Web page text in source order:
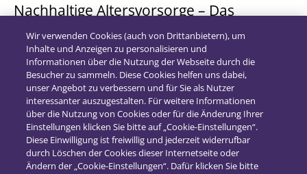
Nachhaltige Altersvorsorge – Das
Rentendesign „Maximal With-Profit“, Teil
21. Dezember 2020
Wir verwenden Cookies (auch von Drittanbietern), um
Inhalte und Anzeigen zu personalisieren und
Informationen über die Nutzung der Webseite durch die
Besucher zu sammeln. Diese Cookies helfen uns dabei,
unser Angebot zu verbessern und für Sie als Nutzer
interessanter auszugestalten. Für weitere Informationen
über die Nutzung von Cookies oder für die Änderung Ihrer
Einstellungen klicken Sie bitte auf „Cookie-Einstellungen“.
Diese Einwilligung ist freiwillig und jederzeit widerrufbar
durch Löschen der Cookies dieser Internetseite oder
Ändern der „Cookie-Einstellungen“. Dafür klicken Sie bitte